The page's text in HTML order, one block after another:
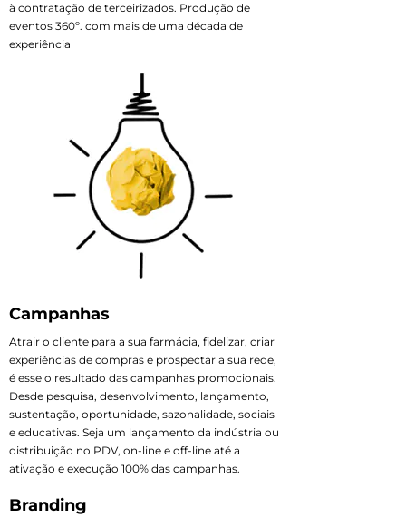
à contratação de terceirizados. Produção de
eventos 360º. com mais de uma década de
experiência
Campanhas
Atrair o cliente para a sua farmácia, fidelizar, criar
experiências de compras e prospectar a sua rede,
é esse o resultado das campanhas promocionais.
Desde pesquisa, desenvolvimento, lançamento,
sustentação, oportunidade, sazonalidade, sociais
e educativas. Seja um lançamento da indústria ou
distribuição no PDV, on-line e off-line até a
ativação e execução 100% das campanhas.
Branding